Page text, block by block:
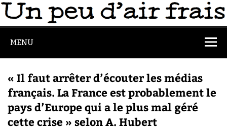
MENU
« Il faut arrêter d’écouter les médias
français. La France est probablement le
pays d’Europe qui a le plus mal géré
cette crise » selon A. Hubert